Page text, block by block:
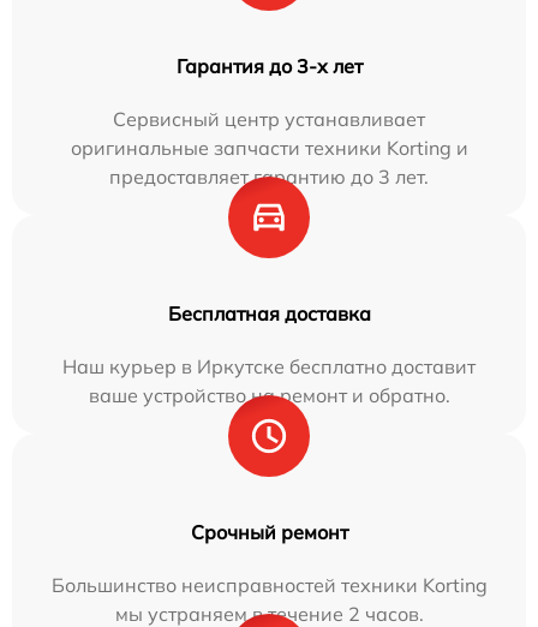
Гарантия до 3-х лет
Сервисный центр устанавливает
оригинальные запчасти техники Korting и
предоставляет гарантию до 3 лет.
Бесплатная доставка
Наш курьер в Иркутске бесплатно доставит
ваше устройство на ремонт и обратно.
Срочный ремонт
Большинство неисправностей техники Korting
мы устраняем в течение 2 часов.